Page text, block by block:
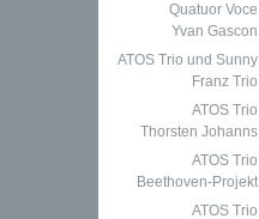
Quatuor Voce
Yvan Gascon
ATOS Trio und Sunny
Franz Trio
ATOS Trio
Thorsten Johanns
ATOS Trio
Beethoven-Projekt
ATOS Trio